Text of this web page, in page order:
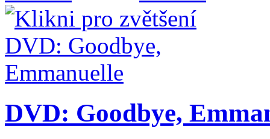
DVD: Goodbye,